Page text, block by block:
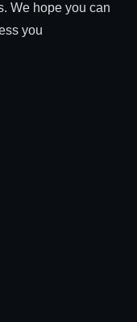
We hope you can
you